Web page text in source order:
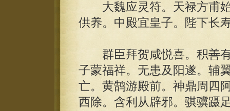
大魏应灵符。天禄方甫始
供养。中殿宜皇子。陛下长
群臣拜贺咸悦喜。积善有
子蒙福祥。无患及阳遂。辅
亡。黄鹄游殿前。神鼎周四
西除。含利从辟邪。骐骥蹑